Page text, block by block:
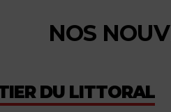
NOS
DU LITTORAL